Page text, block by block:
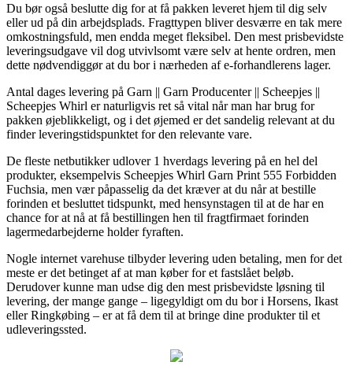
Du bør også beslutte dig for at få pakken leveret hjem til dig selv
eller ud på din arbejdsplads. Fragttypen bliver desværre en tak mere
omkostningsfuld, men endda meget fleksibel. Den mest prisbevidste
leveringsudgave vil dog utvivlsomt være selv at hente ordren, men
dette nødvendiggør at du bor i nærheden af e-forhandlerens lager.
Antal dages levering på Garn || Garn Producenter || Scheepjes ||
Scheepjes Whirl er naturligvis ret så vital når man har brug for
pakken øjeblikkeligt, og i det øjemed er det sandelig relevant at du
finder leveringstidspunktet for den relevante vare.
De fleste netbutikker udlover 1 hverdags levering på en hel del
produkter, eksempelvis Scheepjes Whirl Garn Print 555 Forbidden
Fuchsia, men vær påpasselig da det kræver at du når at bestille
forinden et besluttet tidspunkt, med hensynstagen til at de har en
chance for at nå at få bestillingen hen til fragtfirmaet forinden
lagermedarbejderne holder fyraften.
Nogle internet varehuse tilbyder levering uden betaling, men for det
meste er det betinget af at man køber for et fastslået beløb.
Derudover kunne man udse dig den mest prisbevidste løsning til
levering, der mange gange – ligegyldigt om du bor i Horsens, Ikast
eller Ringkøbing – er at få dem til at bringe dine produkter til et
udleveringssted.